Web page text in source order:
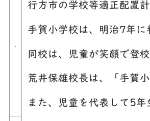
行方市の学校等適正配置
手賀小学校は、明治7年
同校は、児童が笑顔で登
荒井保雄校長は、「手賀
また、児童を代表して5